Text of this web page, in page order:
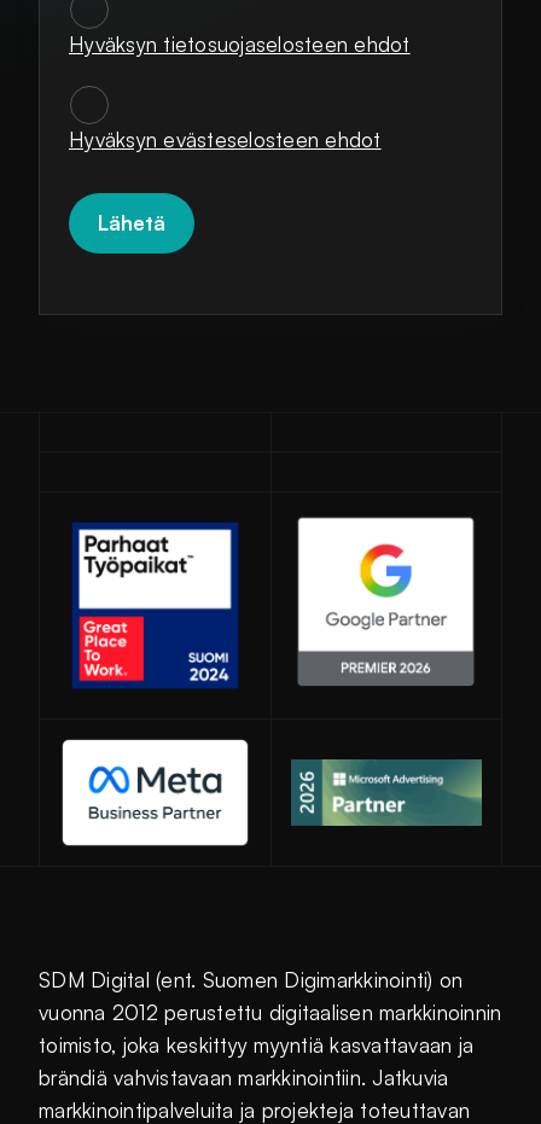
Hyväksyn tietosuojaselosteen ehdot
SUOSTUMUKSET
Hyväksyn evästeselosteen ehdot
Avautuu uuteen ikkunaan
SDM Digital (ent. Suomen Digimarkkinointi) on
vuonna 2012 perustettu digitaalisen markkinoinnin
toimisto, joka keskittyy myyntiä kasvattavaan ja
brändiä vahvistavaan markkinointiin. Jatkuvia
markkinointipalveluita ja projekteja toteuttavan